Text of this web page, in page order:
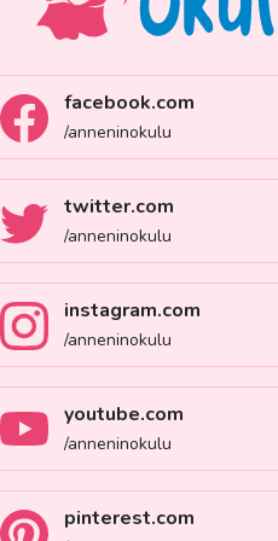
facebook.com
/anneninokulu
twitter.com
/anneninokulu
instagram.com
/anneninokulu
youtube.com
/anneninokulu
pinterest.com